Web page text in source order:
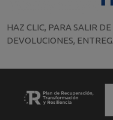
HAZ CLIC, PARA SALIR
DEVOLUCIONES,